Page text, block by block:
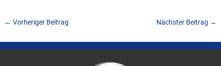
← Vorheriger Beitrag Nächster Beitrag →